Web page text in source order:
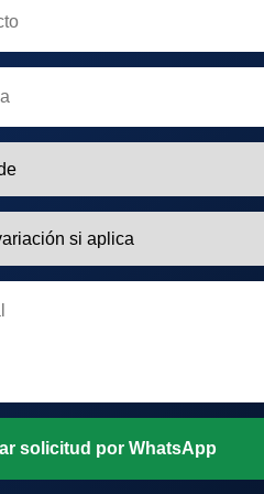
solicitud por WhatsApp